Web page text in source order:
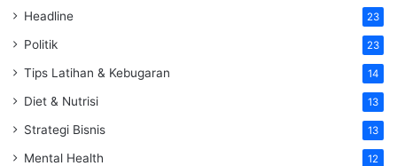
Headline 23
Politik 23
Tips Latihan & Kebugaran 14
Diet & Nutrisi 13
Strategi Bisnis 13
Mental Health 12